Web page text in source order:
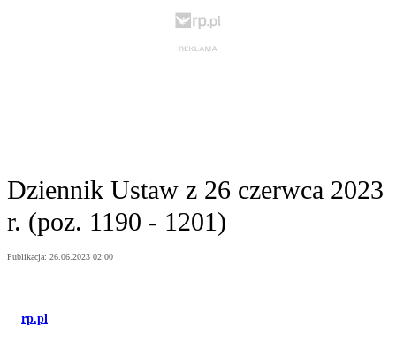
Dziennik Ustaw z 26 czerwca 2023
r. (poz. 1190 - 1201)
Publikacja: 26.06.2023 02:00
rp.pl